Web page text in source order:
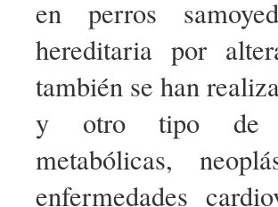
en perros
hereditaria por
también se han
y otro tipo de
metabólicas,
enfermedades